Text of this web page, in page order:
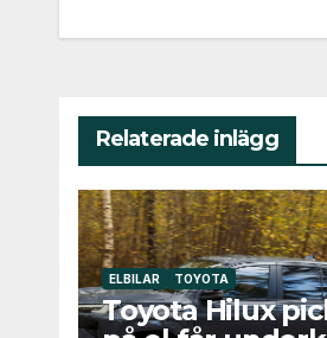
Relaterade inlägg
ELBILAR TOYOTA
Toyota Hilux